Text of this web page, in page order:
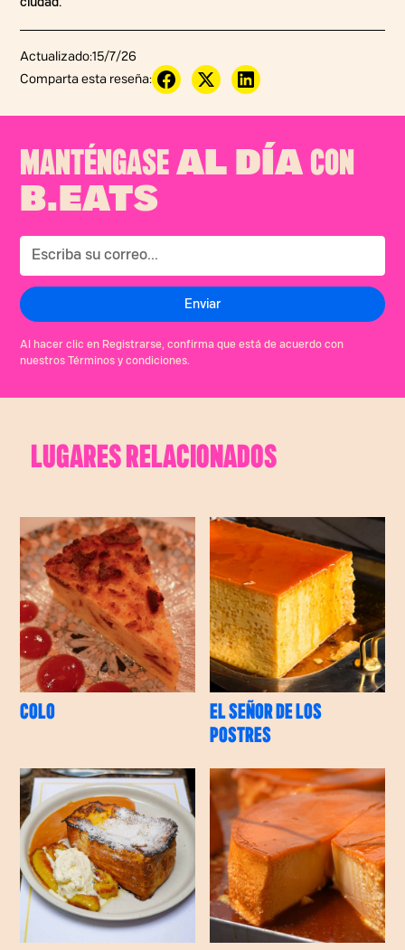
Actualizado:15/7/26
Comparta esta reseña:
MANTÉNGASE AL DÍA CON
B.EATS
Al hacer clic en Registrarse, confirma que está de acuerdo con
nuestros Términos y condiciones.
LUGARES RELACIONADOS
COLO
EL SEÑOR DE LOS
POSTRES